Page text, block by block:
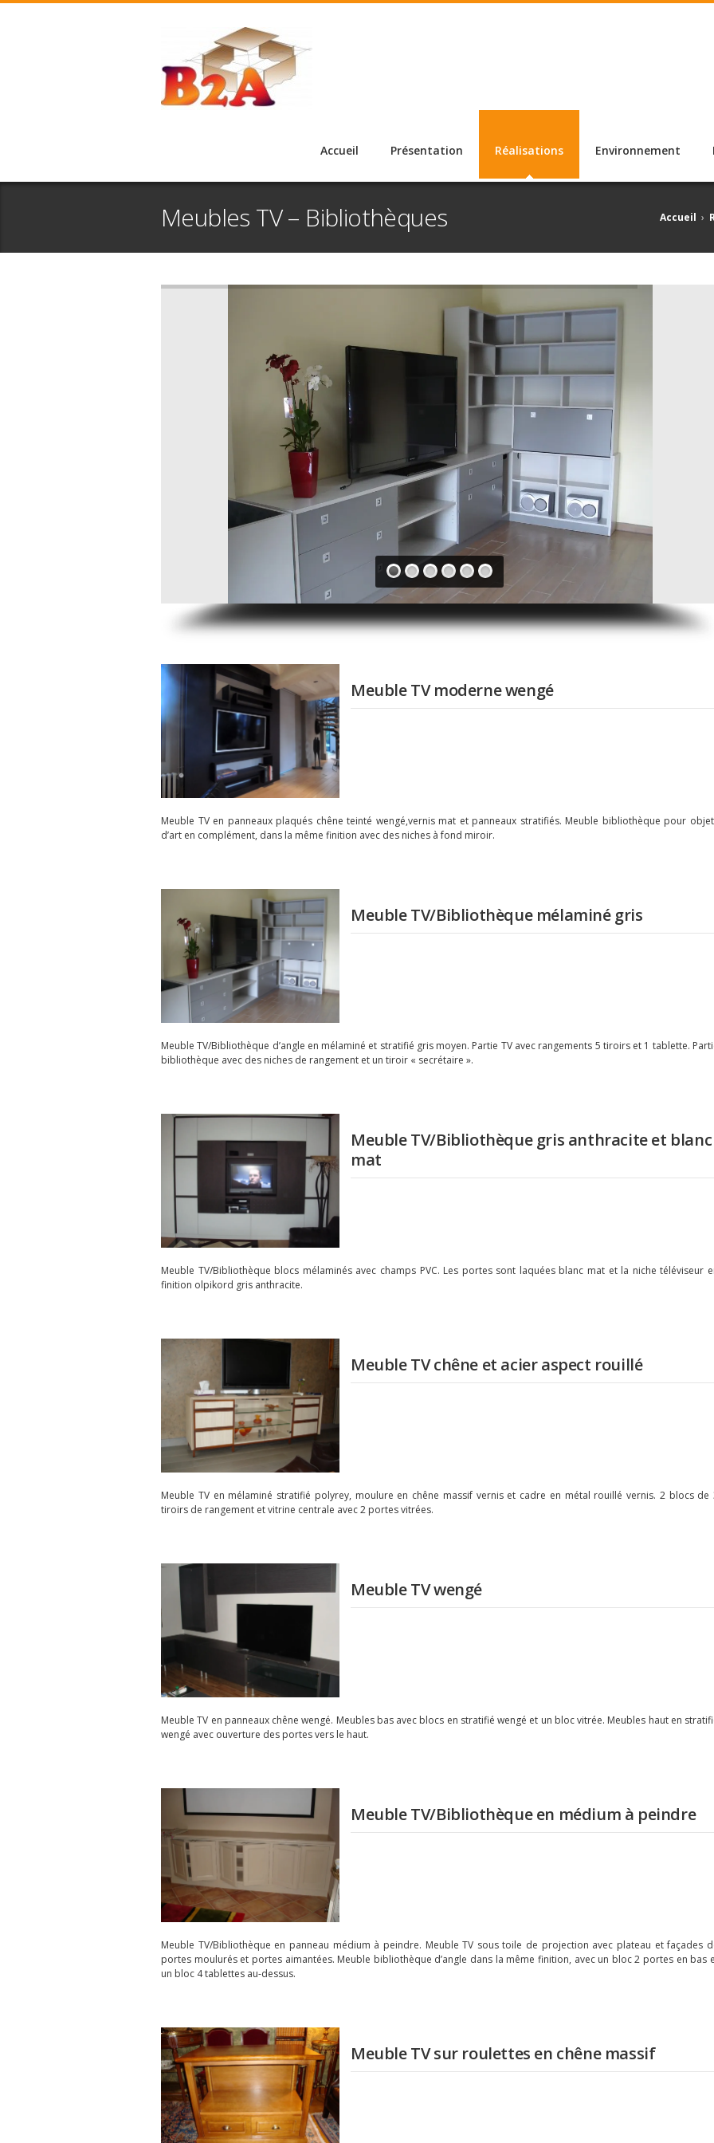
Accueil Présentation Réalisations Environnement
Meubles TV – Bibliothèques Accueil ›
Meuble TV moderne wengé
Meuble TV en panneaux plaqués chêne teinté wengé,vernis mat et panneaux stratifiés. Meuble bibliothèque pour
d’art en complément, dans la même finition avec des niches à fond miroir.
Meuble TV/Bibliothèque mélaminé gris
Meuble TV/Bibliothèque d’angle en mélaminé et stratifié gris moyen. Partie TV avec rangements 5 tiroirs et 1 tablette.
bibliothèque avec des niches de rangement et un tiroir « secrétaire ».
Meuble TV/Bibliothèque gris anthracite et blanc
mat
Meuble TV/Bibliothèque blocs mélaminés avec champs PVC. Les portes sont laquées blanc mat et la niche téléviseur
finition olpikord gris anthracite.
Meuble TV chêne et acier aspect rouillé
Meuble TV en mélaminé stratifié polyrey, moulure en chêne massif vernis et cadre en métal rouillé vernis. 2 blocs de
tiroirs de rangement et vitrine centrale avec 2 portes vitrées.
Meuble TV wengé
Meuble TV en panneaux chêne wengé. Meubles bas avec blocs en stratifié wengé et un bloc vitrée. Meubles haut en
wengé avec ouverture des portes vers le haut.
Meuble TV/Bibliothèque en médium à peindre
Meuble TV/Bibliothèque en panneau médium à peindre. Meuble TV sous toile de projection avec plateau et façades
portes moulurés et portes aimantées. Meuble bibliothèque d’angle dans la même finition, avec un bloc 2 portes en bas
un bloc 4 tablettes au-dessus.
Meuble TV sur roulettes en chêne massif